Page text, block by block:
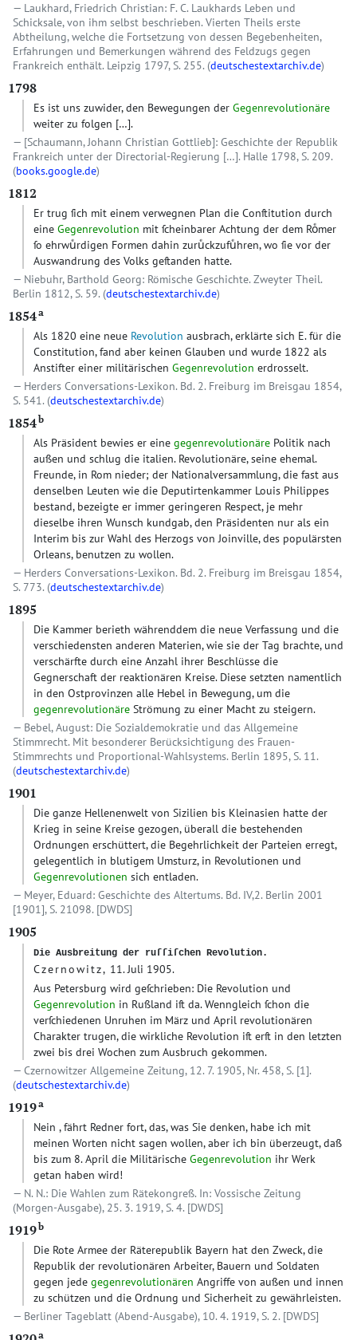
Laukhard, Friedrich Christian: F. C. Laukhards Leben und
Schicksale, von ihm selbst beschrieben. Vierten Theils erste
Abtheilung, welche die Fortsetzung von dessen Begebenheiten,
Erfahrungen und Bemerkungen während des Feldzugs gegen
Frankreich enthält. Leipzig 1797, S. 255. (deutschestextarchiv.de)
1798
Es ist uns zuwider, den Bewegungen der Gegenrevolutionäre
weiter zu folgen […].
[Schaumann, Johann Christian Gottlieb]: Geschichte der Republik
Frankreich unter der Directorial-Regierung […]. Halle 1798, S. 209.
(books.google.de)
1812
Er trug ſich mit einem verwegnen Plan die Conſtitution durch
eine Gegenrevolution mit ſcheinbarer Achtung der dem Roͤmer
ſo ehrwuͤrdigen Formen dahin zuruͤckzufuͤhren, wo ſie vor der
Auswandrung des Volks geſtanden hatte.
Niebuhr, Barthold Georg: Römische Geschichte. Zweyter Theil.
Berlin 1812, S. 59. (deutschestextarchiv.de)
1854a
Als 1820 eine neue Revolution ausbrach, erklärte sich E. für die
Constitution, fand aber keinen Glauben und wurde 1822 als
Anstifter einer militärischen Gegenrevolution erdrosselt.
Herders Conversations-Lexikon. Bd. 2. Freiburg im Breisgau 1854,
S. 541. (deutschestextarchiv.de)
1854b
Als Präsident bewies er eine gegenrevolutionäre Politik nach
außen und schlug die italien. Revolutionäre, seine ehemal.
Freunde, in Rom nieder; der Nationalversammlung, die fast aus
denselben Leuten wie die Deputirtenkammer Louis Philippes
bestand, bezeigte er immer geringeren Respect, je mehr
dieselbe ihren Wunsch kundgab, den Präsidenten nur als ein
Interim bis zur Wahl des Herzogs von Joinville, des populärsten
Orleans, benutzen zu wollen.
Herders Conversations-Lexikon. Bd. 2. Freiburg im Breisgau 1854,
S. 773. (deutschestextarchiv.de)
1895
Die Kammer berieth währenddem die neue Verfassung und die
verschiedensten anderen Materien, wie sie der Tag brachte, und
verschärfte durch eine Anzahl ihrer Beschlüsse die
Gegnerschaft der reaktionären Kreise. Diese setzten namentlich
in den Ostprovinzen alle Hebel in Bewegung, um die
gegenrevolutionäre Strömung zu einer Macht zu steigern.
Bebel, August: Die Sozialdemokratie und das Allgemeine
Stimmrecht. Mit besonderer Berücksichtigung des Frauen-
Stimmrechts und Proportional-Wahlsystems. Berlin 1895, S. 11.
(deutschestextarchiv.de)
1901
Die ganze Hellenenwelt von Sizilien bis Kleinasien hatte der
Krieg in seine Kreise gezogen, überall die bestehenden
Ordnungen erschüttert, die Begehrlichkeit der Parteien erregt,
gelegentlich in blutigem Umsturz, in Revolutionen und
Gegenrevolutionen sich entladen.
Meyer, Eduard: Geschichte des Altertums. Bd. IV,2. Berlin 2001
[1901], S. 21098. [DWDS]
1905
Die Ausbreitung der ruſſiſchen Revolution.
Czernowitz, 11. Juli 1905.
Aus Petersburg wird geſchrieben: Die Revolution und
Gegenrevolution in Rußland iſt da. Wenngleich ſchon die
verſchiedenen Unruhen im März und April revolutionären
Charakter trugen, die wirkliche Revolution iſt erſt in den letzten
zwei bis drei Wochen zum Ausbruch gekommen.
Czernowitzer Allgemeine Zeitung, 12. 7. 1905, Nr. 458, S. [1].
(deutschestextarchiv.de)
1919a
Nein , fährt Redner fort, das, was Sie denken, habe ich mit
meinen Worten nicht sagen wollen, aber ich bin überzeugt, daß
bis zum 8. April die Militärische Gegenrevolution ihr Werk
getan haben wird!
N. N.: Die Wahlen zum Rätekongreß. In: Vossische Zeitung
(Morgen-Ausgabe), 25. 3. 1919, S. 4. [DWDS]
1919b
Die Rote Armee der Räterepublik Bayern hat den Zweck, die
Republik der revolutionären Arbeiter, Bauern und Soldaten
gegen jede gegenrevolutionären Angriffe von außen und innen
zu schützen und die Ordnung und Sicherheit zu gewährleisten.
Berliner Tageblatt (Abend-Ausgabe), 10. 4. 1919, S. 2. [DWDS]
a